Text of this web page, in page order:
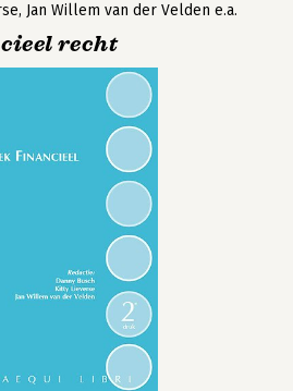
, Jan Willem van der Velden e.a.
recht